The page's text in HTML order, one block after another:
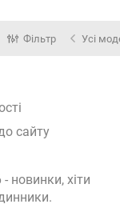
Фільтр Усі
сайту
новинки, хіти
.